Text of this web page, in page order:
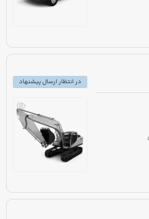
در انتظار ارسال پیشنهاد